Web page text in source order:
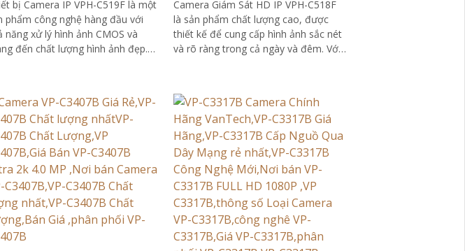
bị Camera IP VPH-C519F là một
phẩm công nghệ hàng đầu với
năng xử lý hình ảnh CMOS và
đến chất lượng hình ảnh đẹp.
25m IP
Camera Giám Sát HD IP VPH-C518F
là sản phẩm chất lượng cao, được
thiết kế để cung cấp hình ảnh sắc nét
và rõ ràng trong cả ngày và đêm. Với